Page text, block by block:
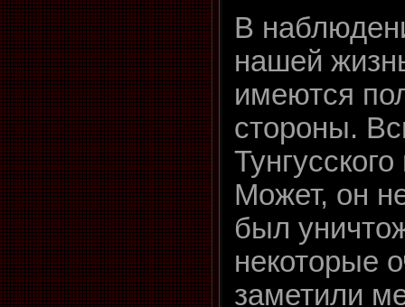
В
нашей
имеются
стороны.
Может, он
был
некоторые
заметили